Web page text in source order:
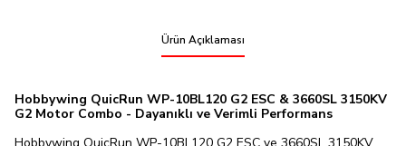
Ürün Açıklaması
Hobbywing QuicRun WP-10BL120 G2 ESC & 3660SL 3150KV
G2 Motor Combo - Dayanıklı ve Verimli Performans